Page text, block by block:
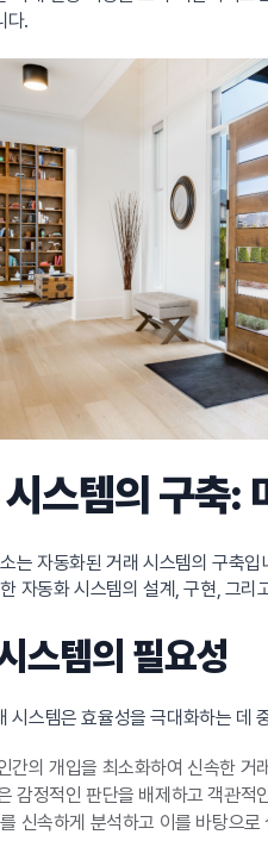
다.
스템의 구축:
는 자동화된 거래 시스템의 구축
자동화 시스템의 설계, 구현, 그
스템의 필요성
시스템은 효율성을 극대화하는 데
간의 개입을 최소화하여 신속한 거
감정적인 판단을 배제하고 객관적
신속하게 분석하고 이를 바탕으